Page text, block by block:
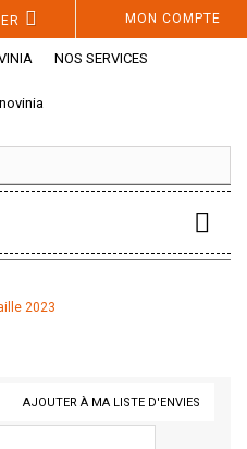
MON COMPTE
NOS SERVICES
2023
AJOUTER À MA LISTE D'ENVIES